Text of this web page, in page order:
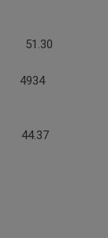
51.30
4934
44.37